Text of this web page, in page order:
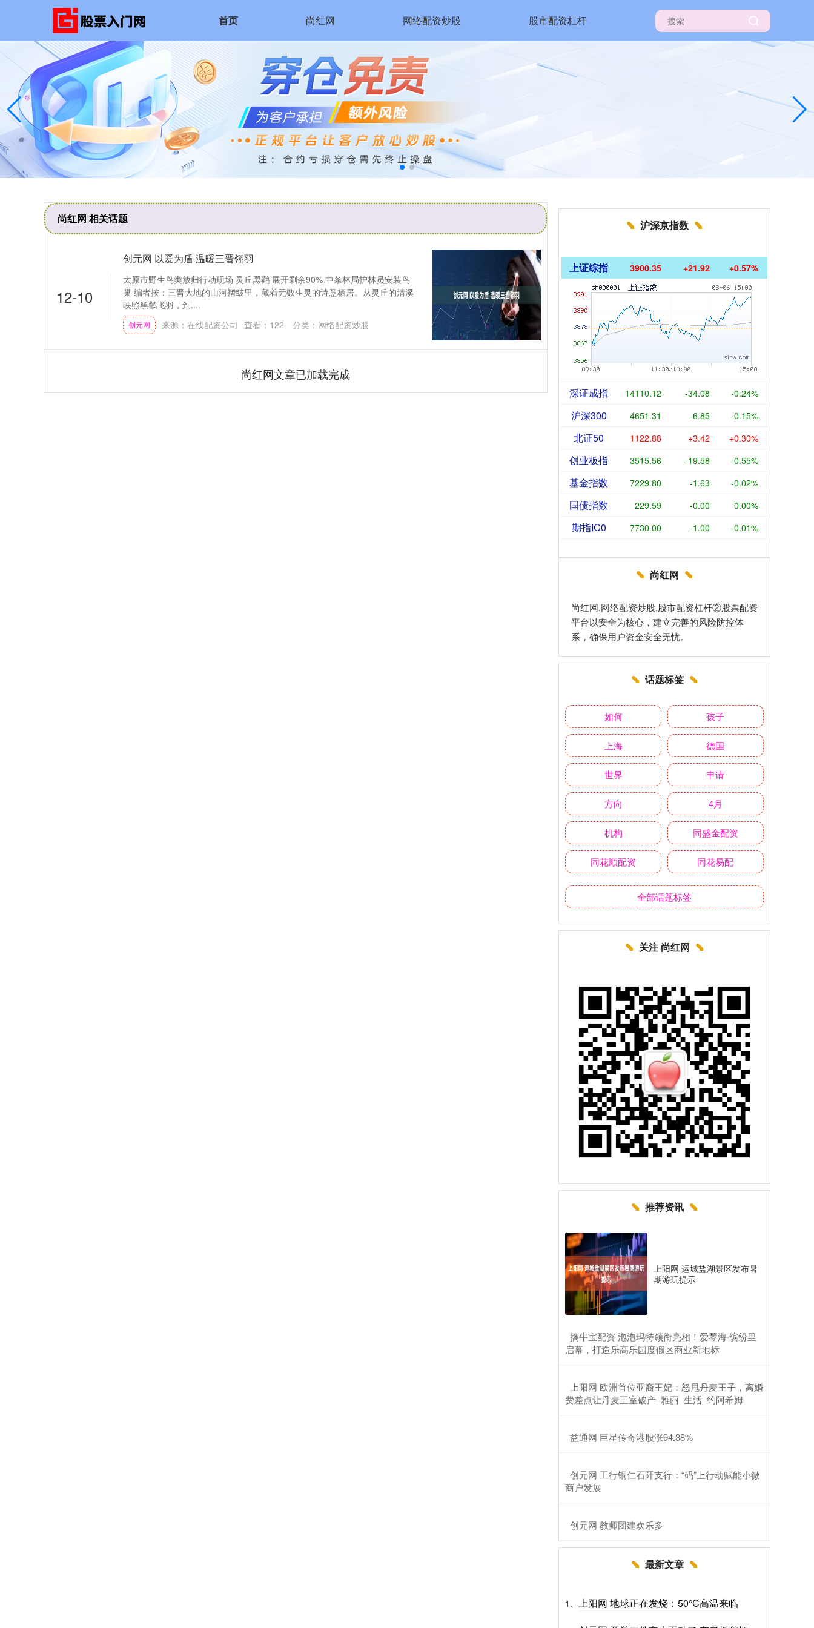
首页 尚红网 网络配资炒股 股市配资杠杆
尚红网 相关话题
12-10
创元网 以爱为盾 温暖三晋翎羽
太原市野生鸟类放归行动现场 灵丘黑鹳 展开剩余90% 中条林局护林员安装鸟
巢 编者按：三晋大地的山河褶皱里，藏着无数生灵的诗意栖居。从灵丘的清溪
映照黑鹳飞羽，到....
创元网 来源：在线配资公司 查看： 122 分类： 网络配资炒股
尚红网文章已加载完成
沪深京指数
上证综指 3900.35 +21.92 +0.57%
深证成指 14110.12 -34.08 -0.24%
沪深300 4651.31 -6.85 -0.15%
北证50 1122.88 +3.42 +0.30%
创业板指 3515.56 -19.58 -0.55%
基金指数 7229.80 -1.63 -0.02%
国债指数 229.59 -0.00 0.00%
期指IC0 7730.00 -1.00 -0.01%
尚红网
尚红网,网络配资炒股,股市配资杠杆②股票配资
平台以安全为核心，建立完善的风险防控体
系，确保用户资金安全无忧。
话题标签
如何 孩子
上海 德国
世界 申请
方向 4月
机构 同盛金配资
同花顺配资 同花易配
全部话题标签
关注 尚红网
推荐资讯
上阳网 运城盐湖景区发布暑
期游玩提示
​擒牛宝配资 泡泡玛特领衔亮相！爱琴海·缤纷里
启幕，打造乐高乐园度假区商业新地标
​上阳网 欧洲首位亚裔王妃：怒甩丹麦王子，离婚
费差点让丹麦王室破产_雅丽_生活_约阿希姆
​益通网 巨星传奇港股涨94.38%
​创元网 工行铜仁石阡支行：“码”上行动赋能小微
商户发展
​创元网 教师团建欢乐多
最新文章
1、 上阳网 地球正在发烧：50°C高温来临